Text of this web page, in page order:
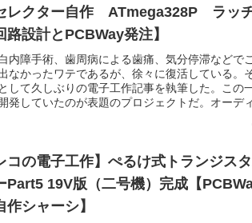
レクター自作 ATmega328P ラッ
路設計とPCBWay発注】
内障手術、歯周病による歯痛、気分停滞などで
なかったワテであるが、徐々に復活している。
して久しぶりの電子工作記事を執筆した。この
発していたのが表題のプロジェクトだ。オーデ
コの電子工作】ぺるけ式トランジス
Part5 19V版（二号機）完成【
作シャーシ】